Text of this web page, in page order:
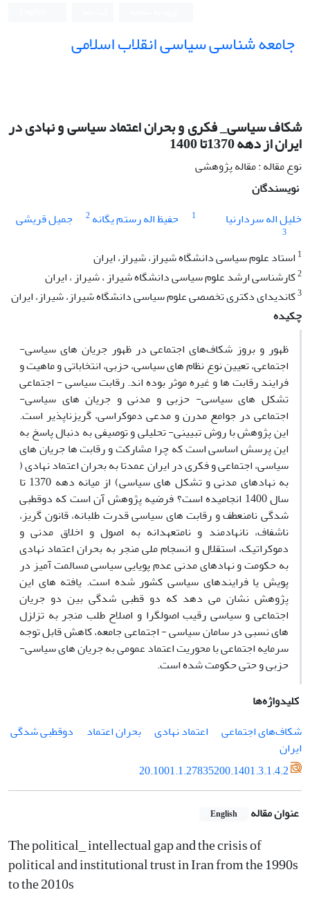
جامعه شناسی سیاسی انقلاب اسلامی
شکاف سیاسی_ فکری و بحران اعتماد سیاسی و نهادی در
ایران از دهه 1370تا 1400
نوع مقاله : مقاله پژوهشی
نویسندگان
خلیل اله سردارنیا
1 حفیظ اله رستم یگانه2 جمیل قریشی
3
1 استاد علوم سیاسی دانشگاه شیراز، شیراز، ایران
2کارشناسی ارشد علوم سیاسی دانشگاه شیراز ، شیراز ، ایران
3کاندیدای دکتری تخصصی علوم سیاسی دانشگاه شیراز، شیراز، ایران
چکیده
ظهور و بروز شکاف‌های اجتماعی در ظهور جریان های سیاسی-
اجتماعی، تعیین نوع نظام های سیاسی، حزبی، انتخاباتی و ماهیت و
فرایند رقابت ها و غیره موثر بوده اند. رقابت سیاسی - اجتماعی
تشکل های سیاسی- حزبی و مدنی و جریان های سیاسی-
اجتماعی در جوامع مدرن و مدعی دموکراسی، گریزناپذیر است.
این پژوهش با روش تبیینی- تحلیلی و توصیفی به دنبال پاسخ به
این پرسش اساسی است که چرا مشارکت و رقابت ها جریان های
سیاسی، اجتماعی و فکری در ایران عمدتا به بحران اعتماد نهادی (
به نهادهای مدنی و تشکل های سیاسی) از میانه دهه 1370 تا
سال 1400 انجامیده است؟ فرضیه پژوهش آن است که دوقطبی
شدگی نامنعطف و رقابت های سیاسی قدرت طلبانه، قانون گریز،
ناشفاف، نانهادمند و نامتعهدانه به اصول و اخلاق مدنی و
دموکراتیک، استقلال و انسجام ملی منجر به بحران اعتماد نهادی
به حکومت و نهادهای مدنی عدم پویایی سیاسی مسالمت آمیز در
پویش یا فرایندهای سیاسی کشور شده است. یافته های این
پژوهش نشان می دهد که دو قطبی شدگی بین دو جریان
اجتماعی و سیاسی رقیب اصولگرا و اصلاح طلب منجر به تزلزل
های نسبی در سامان سیاسی - اجتماعی جامعه، کاهش قابل توجه
سرمایه‌ اجتماعی با محوریت اعتماد عمومی به جریان های سیاسی-
حزبی و حتی حکومت شده است.
کلیدواژه‌ها
شکاف‌های اجتماعی
اعتماد نهادی بحران اعتماد
دوقطبی شدگی
ایران
20.1001.1.27835200.1401.3.1.4.2
عنوان مقاله English
The political_ intellectual gap and the crisis of
political and institutional trust in Iran from the 1990s
to the 2010s